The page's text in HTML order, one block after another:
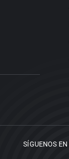
SÍGUENOS EN